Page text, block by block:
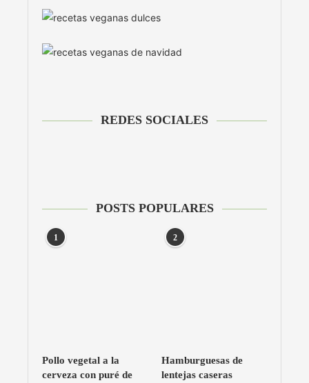
REDES SOCIALES
POSTS POPULARES
1
Pollo vegetal a la
cerveza con puré de
2
Hamburguesas de
lentejas caseras